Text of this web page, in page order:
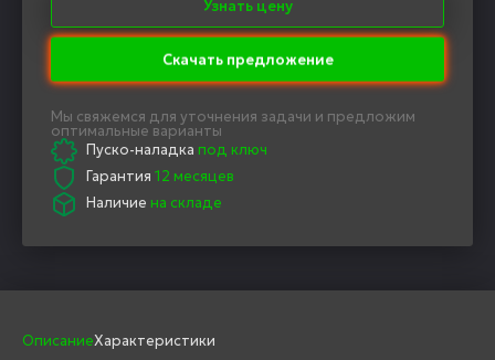
Узнать цену
Скачать предложение
Мы свяжемся для уточнения задачи и предложим
оптимальные варианты
Пуско-наладка под ключ
Гарантия 12 месяцев
Наличие на складе
ОписаниеХарактеристики